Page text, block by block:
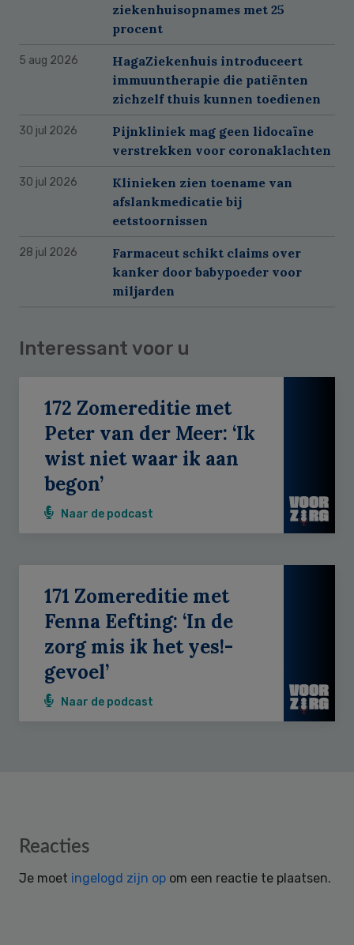
ziekenhuisopnames met 25
procent
5 aug 2026
HagaZiekenhuis introduceert
immuuntherapie die patiënten
zichzelf thuis kunnen toedienen
30 jul 2026
Pijnkliniek mag geen lidocaïne
verstrekken voor coronaklachten
30 jul 2026
Klinieken zien toename van
afslankmedicatie bij
eetstoornissen
28 jul 2026
Farmaceut schikt claims over
kanker door babypoeder voor
miljarden
Interessant voor u
172 Zomereditie met
Peter van der Meer: ‘Ik
wist niet waar ik aan
begon’
Naar de podcast
171 Zomereditie met
Fenna Eefting: ‘In de
zorg mis ik het yes!-
gevoel’
Naar de podcast
Reader
Reacties
Je moet ingelogd zijn op om een reactie te plaatsen.